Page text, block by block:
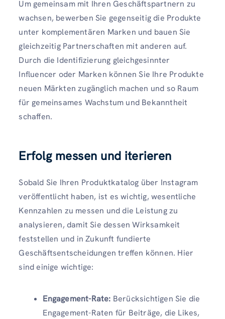
Um gemeinsam mit Ihren Geschäftspartnern zu
wachsen, bewerben Sie gegenseitig die Produkte
unter komplementären Marken und bauen Sie
gleichzeitig Partnerschaften mit anderen auf.
Durch die Identifizierung gleichgesinnter
Influencer oder Marken können Sie Ihre Produkte
neuen Märkten zugänglich machen und so Raum
für gemeinsames Wachstum und Bekanntheit
schaffen.
Erfolg messen und iterieren
Sobald Sie Ihren Produktkatalog über Instagram
veröffentlicht haben, ist es wichtig, wesentliche
Kennzahlen zu messen und die Leistung zu
analysieren, damit Sie dessen Wirksamkeit
feststellen und in Zukunft fundierte
Geschäftsentscheidungen treffen können. Hier
sind einige wichtige:
Engagement-Rate: Berücksichtigen Sie die
Engagement-Raten für Beiträge, die Likes,